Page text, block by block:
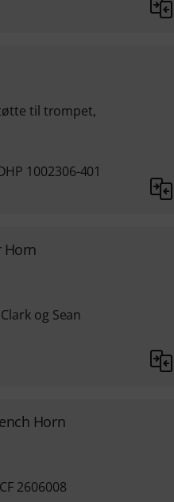
til trompet,
1002306-401
Horn
og Sean
Horn
2606008